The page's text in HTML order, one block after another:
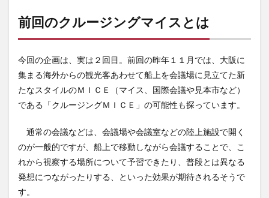
前回のクルージングマイスとは
今回の企画は、実は２回目。前回の昨年１１月では、大阪に
集まる海外からの観光客あわせて船上を会議場に見立てた新
たなスタイルのＭＩＣＥ（マイス、国際会議や見本市など）
である「クルージングＭＩＣＥ」の可能性も探っています。
通常の会議などは、会議場や会議室などの陸上施設で開く
のが一般的ですが、船上で移動しながら会議することで、こ
れから視察する場所について予習できたり、普段とは異なる
発想につながったりする、といった効果が期待されるそうで
す。